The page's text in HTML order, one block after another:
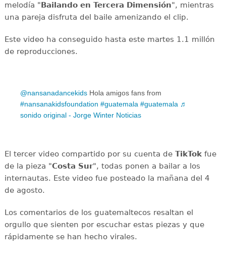
melodía "Bailando en Tercera Dimensión", mientras
una pareja disfruta del baile amenizando el clip.
Este video ha conseguido hasta este martes 1.1 millón
de reproducciones.
@nansanadancekids Hola amigos fans from
#nansanakidsfoundation #guatemala #guatemala ♬
sonido original - Jorge Winter Noticias
El tercer video compartido por su cuenta de TikTokfue
de la pieza "Costa Sur", todas ponen a bailar a los
internautas. Este video fue posteado la mañana del 4
de agosto.
Los comentarios de los guatemaltecos resaltan el
orgullo que sienten por escuchar estas piezas y que
rápidamente se han hecho virales.